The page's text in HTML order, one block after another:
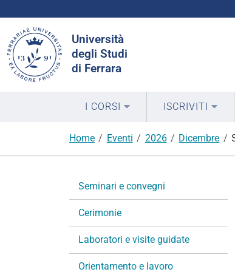
Università
degli Studi
di Ferrara
nel
sito
I CORSI ISCRIVITI
Home Eventi 2026 Dicembre
i
a
Seminari e convegni
Cerimonie
Laboratori e visite guidate
Orientamento e lavoro